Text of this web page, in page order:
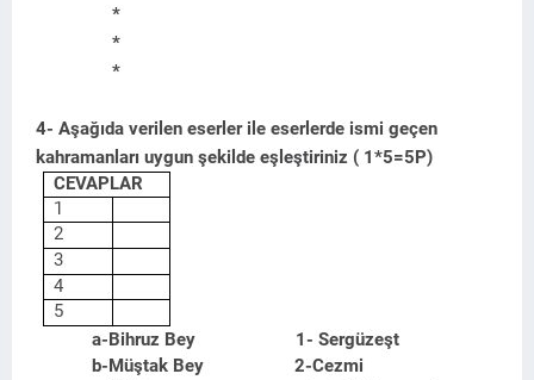
*
*
*
4- Aşağıda verilen eserler ile eserlerde ismi geçen
kahramanları uygun şekilde eşleştiriniz ( 1*5=5P)
CEVAPLAR
1
2
3
4
5
a-Bihruz Bey 1- Sergüzeşt
b-Müştak Bey 2-Cezmi